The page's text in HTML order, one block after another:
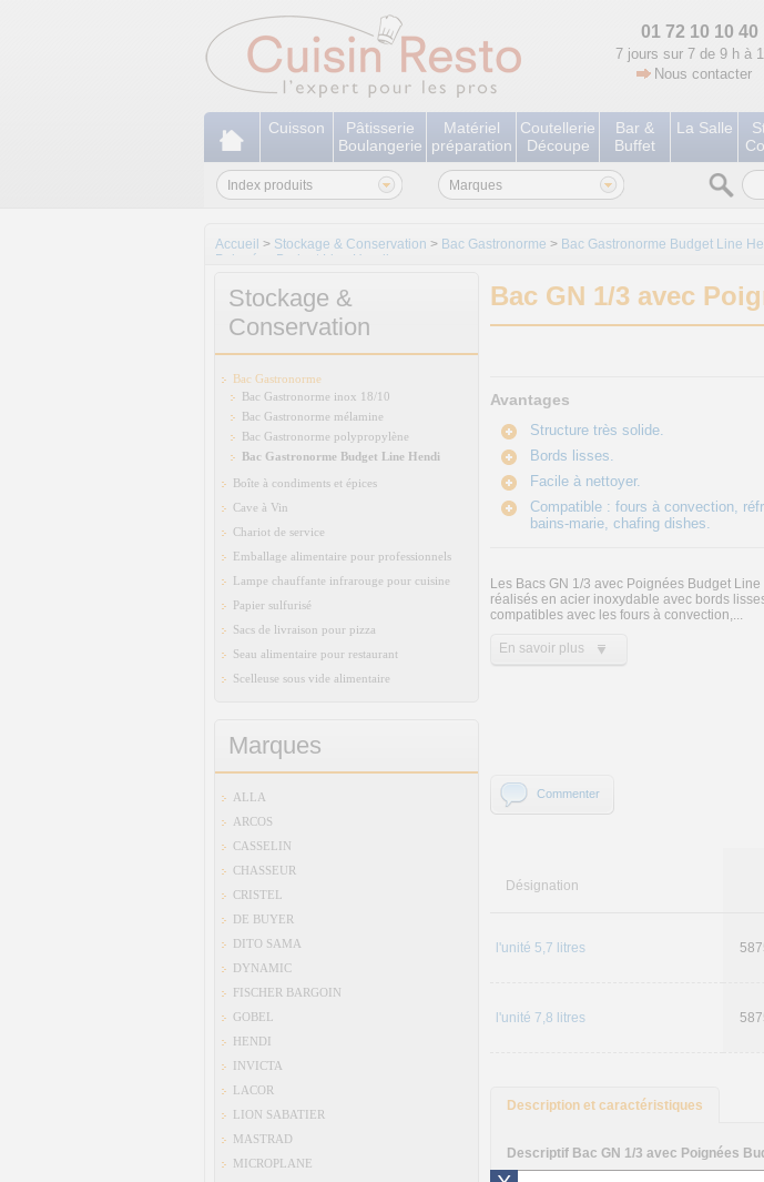
01 72 10 10 40
7 jours sur 7 de 9 h à
Nous contacter
Cuisson
Pâtisserie
Boulangerie
Matériel
préparation
Coutellerie
Découpe
Bar &
Buffet
La Salle
Marques
Index produits
Accueil > Stockage & Conservation > Bac Gastronorme > Bac Gastronorme Budget Line
Poignées Budget Line Hendi
Stockage &
Conservation
Bac Gastronorme
Bac Gastronorme inox 18/10
Bac Gastronorme mélamine
Bac Gastronorme polypropylène
Bac Gastronorme Budget Line Hendi
Boîte à condiments et épices
Cave à Vin
Chariot de service
Emballage alimentaire pour professionnels
Lampe chauffante infrarouge pour cuisine
Papier sulfurisé
Sacs de livraison pour pizza
Seau alimentaire pour restaurant
Scelleuse sous vide alimentaire
Marques
ALLA
ARCOS
CASSELIN
CHASSEUR
CRISTEL
DE BUYER
DITO SAMA
DYNAMIC
FISCHER BARGOIN
GOBEL
HENDI
INVICTA
LACOR
LION SABATIER
MASTRAD
MICROPLANE
Bac GN 1/3 avec
Avantages
Structure très solide.
Bords lisses.
Facile à nettoyer.
Compatible : fours à convection,
bains-marie, chafing dishes.
Les Bacs GN 1/3 avec Poignées Budget
réalisés en acier inoxydable avec bords
compatibles avec les fours à convection,...
En savoir plus
Commenter
Désignation
l'unité 5,7 litres
l'unité 7,8 litres
Description et caractéristiques
Descriptif Bac GN 1/3 avec Poignées